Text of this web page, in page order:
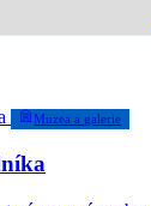
Muzea a galerie